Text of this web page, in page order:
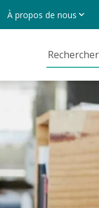
À propos de nous